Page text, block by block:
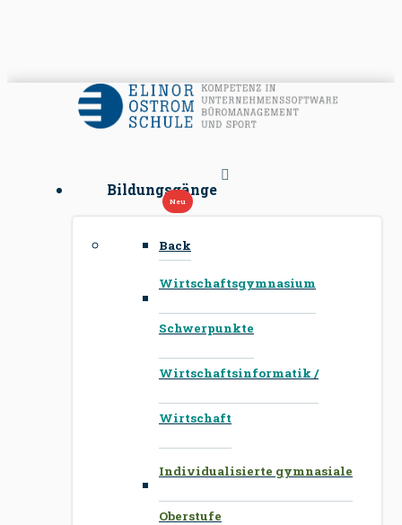
Bildungsgänge
Back
Wirtschaftsgymnasium
Schwerpunkte
Wirtschaftsinformatik /
Wirtschaft
Individualisierte gymnasiale
Oberstufe